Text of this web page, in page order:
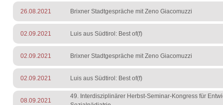
26.08.2021 Brixner Stadtgespräche mit Zeno Giacomuzzi
02.09.2021 Luis aus Südtirol: Best of(f)
02.09.2021 Brixner Stadtgespräche mit Zeno Giacomuzzi
02.09.2021 Luis aus Südtirol: Best of(f)
08.09.2021
49. Interdisziplinärer Herbst-Seminar-Kongress für